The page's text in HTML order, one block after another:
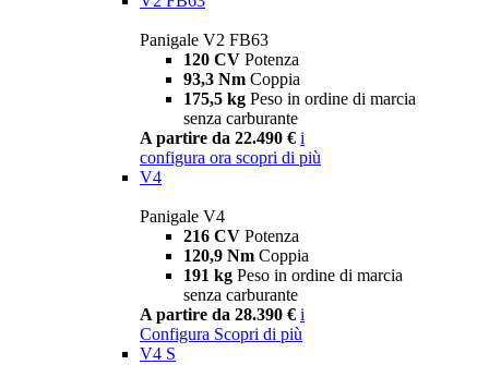
Panigale V2 FB63
120 CV Potenza
93,3 Nm Coppia
175,5 kg Peso in ordine di marcia
senza carburante
A partire da 22.490 € i
configura ora scopri di più
V4
Panigale V4
216 CV Potenza
120,9 Nm Coppia
191 kg Peso in ordine di marcia
senza carburante
A partire da 28.390 € i
Configura Scopri di più
V4 S